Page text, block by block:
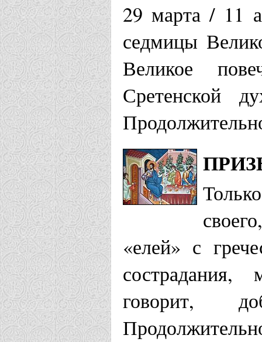
29 марта / 11
седмицы
Великое
Сретенской
«елей» с
говорит,